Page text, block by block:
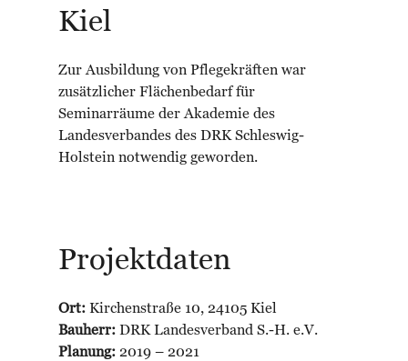
Kiel
Zur Ausbildung von Pflegekräften war
zusätzlicher Flächenbedarf für
Seminarräume der Akademie des
Landesverbandes des DRK Schleswig-
Holstein notwendig geworden.
Projektdaten
Ort: Kirchenstraße 10, 24105 Kiel
Bauherr: DRK Landesverband S.-H. e.V.
Planung: 2019 – 2021